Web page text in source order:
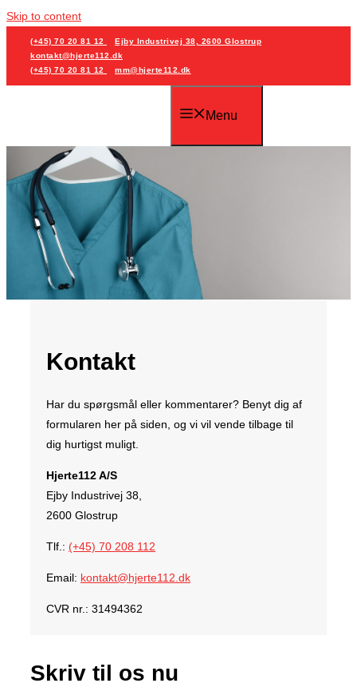
Skip to content
(+45) 70 20 81 12
Ejby Industrivej 38, 2600 Glostrup
kontakt@hjerte112.dk
(+45) 70 20 81 12
mm@hjerte112.dk
Menu
Kontakt
Har du spørgsmål eller kommentarer? Benyt dig af
formularen her på siden, og vi vil vende tilbage til
dig hurtigst muligt.
Hjerte112 A/S
Ejby Industrivej 38,
2600 Glostrup
Tlf.: (+45) 70 208 112
Email: kontakt@hjerte112.dk
CVR nr.: 31494362
Skriv til os nu